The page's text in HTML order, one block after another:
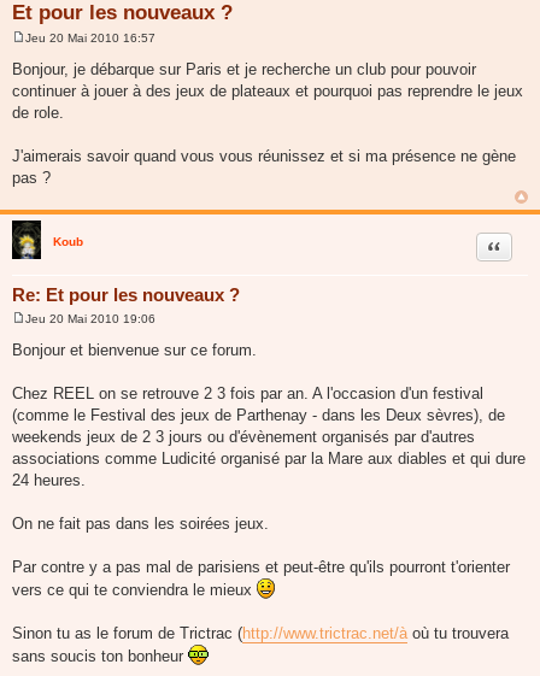
Et pour les nouveaux ?
s
s
g
Jeu 20 Mai 2010 16:57
Bonjour, je débarque sur Paris et je recherche un club pour pouvoir
continuer à jouer à des jeux de plateaux et pourquoi pas reprendre le jeux
de role.
J'aimerais savoir quand vous vous réunissez et si ma présence ne gène
pas ?
Koub
Re: Et pour les nouveaux ?
Citer
s
g
e
Jeu 20 Mai 2010 19:06
Bonjour et bienvenue sur ce forum.
Chez REEL on se retrouve 2 3 fois par an. A l'occasion d'un festival
(comme le Festival des jeux de Parthenay - dans les Deux sèvres), de
weekends jeux de 2 3 jours ou d'évènement organisés par d'autres
associations comme Ludicité organisé par la Mare aux diables et qui dure
24 heures.
On ne fait pas dans les soirées jeux.
Par contre y a pas mal de parisiens et peut-être qu'ils pourront t'orienter
vers ce qui te conviendra le mieux
Sinon tu as le forum de Trictrac (http://www.trictrac.net/à où tu trouvera
sans soucis ton bonheur